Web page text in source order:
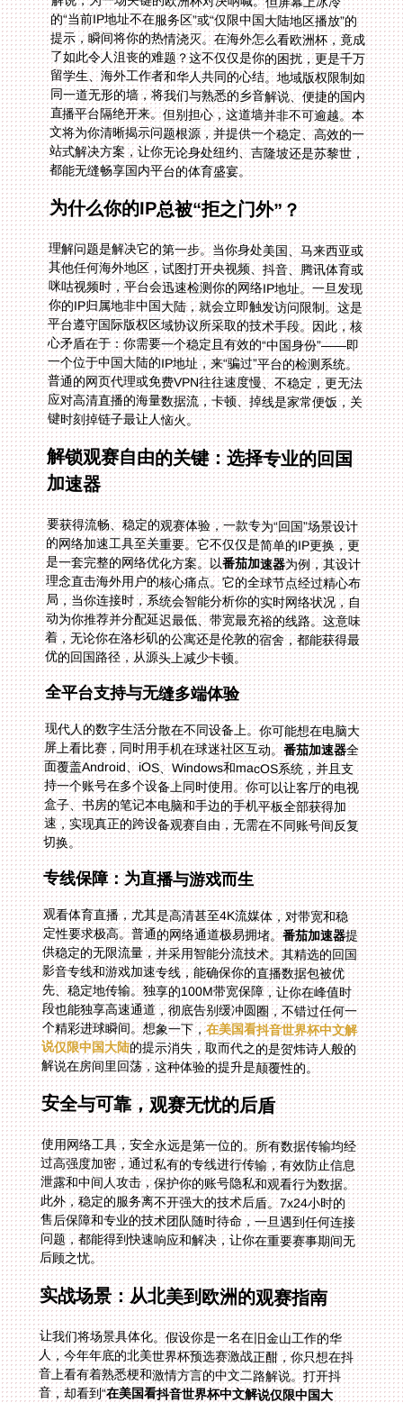
都能无缝畅享国内平台的体育盛宴。
为什么你的IP总被“拒之门外”？
理解问题是解决它的第一步。当你身处美国、马来西亚或
其他任何海外地区，试图打开央视频、抖音、腾讯体育或
咪咕视频时，平台会迅速检测你的网络IP地址。一旦发现
你的IP归属地非中国大陆，就会立即触发访问限制。这是
平台遵守国际版权区域协议所采取的技术手段。因此，核
心矛盾在于：你需要一个稳定且有效的“中国身份”——即
一个位于中国大陆的IP地址，来“骗过”平台的检测系统。
普通的网页代理或免费VPN往往速度慢、不稳定，更无法
应对高清直播的海量数据流，卡顿、掉线是家常便饭，关
键时刻掉链子最让人恼火。
解锁观赛自由的关键：选择专业的回国
加速器
要获得流畅、稳定的观赛体验，一款专为“回国”场景设计
的网络加速工具至关重要。它不仅仅是简单的IP更换，更
是一套完整的网络优化方案。以番茄加速器为例，其设计
理念直击海外用户的核心痛点。它的全球节点经过精心布
局，当你连接时，系统会智能分析你的实时网络状况，自
动为你推荐并分配延迟最低、带宽最充裕的线路。这意味
着，无论你在洛杉矶的公寓还是伦敦的宿舍，都能获得最
优的回国路径，从源头上减少卡顿。
全平台支持与无缝多端体验
现代人的数字生活分散在不同设备上。你可能想在电脑大
屏上看比赛，同时用手机在球迷社区互动。番茄加速器全
面覆盖Android、iOS、Windows和macOS系统，并且支
持一个账号在多个设备上同时使用。你可以让客厅的电视
盒子、书房的笔记本电脑和手边的手机平板全部获得加
速，实现真正的跨设备观赛自由，无需在不同账号间反复
切换。
专线保障：为直播与游戏而生
观看体育直播，尤其是高清甚至4K流媒体，对带宽和稳
定性要求极高。普通的网络通道极易拥堵。番茄加速器提
供稳定的无限流量，并采用智能分流技术。其精选的回国
影音专线和游戏加速专线，能确保你的直播数据包被优
先、稳定地传输。独享的100M带宽保障，让你在峰值时
段也能独享高速通道，彻底告别缓冲圆圈，不错过任何一
个精彩进球瞬间。想象一下，在美国看抖音世界杯中文解
说仅限中国大陆的提示消失，取而代之的是贺炜诗人般的
解说在房间里回荡，这种体验的提升是颠覆性的。
安全与可靠，观赛无忧的后盾
使用网络工具，安全永远是第一位的。所有数据传输均经
过高强度加密，通过私有的专线进行传输，有效防止信息
泄露和中间人攻击，保护你的账号隐私和观看行为数据。
此外，稳定的服务离不开强大的技术后盾。7x24小时的
售后保障和专业的技术团队随时待命，一旦遇到任何连接
问题，都能得到快速响应和解决，让你在重要赛事期间无
后顾之忧。
实战场景：从北美到欧洲的观赛指南
让我们将场景具体化。假设你是一名在旧金山工作的华
人，今年年底的北美世界杯预选赛激战正酣，你只想在抖
音上看有着熟悉梗和激情方言的中文二路解说。打开抖
音，却看到“在美国看抖音世界杯中文解说仅限中国大